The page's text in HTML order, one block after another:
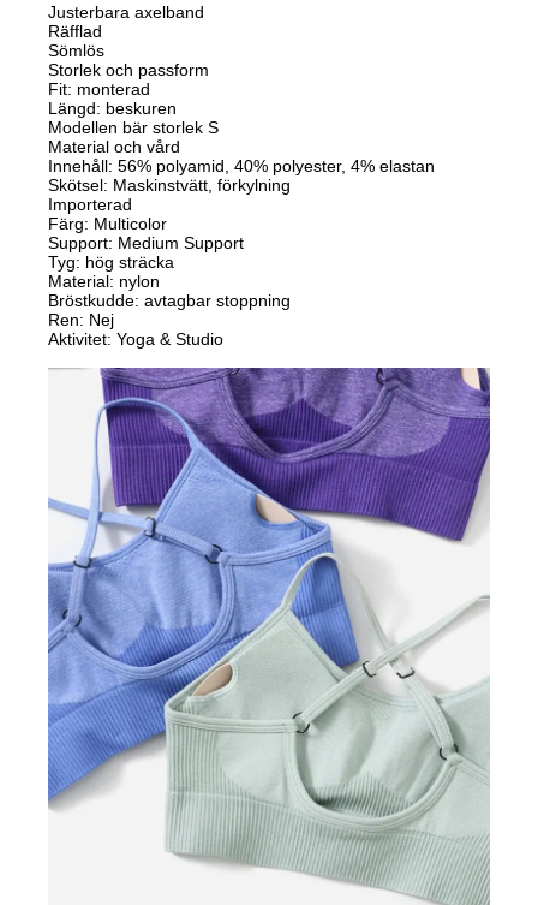
Justerbara axelband
Räfflad
Sömlös
Storlek och passform
Fit: monterad
Längd: beskuren
Modellen bär storlek S
Material och vård
Innehåll: 56% polyamid, 40% polyester, 4% elastan
Skötsel: Maskinstvätt, förkylning
Importerad
Färg: Multicolor
Support: Medium Support
Tyg: hög sträcka
Material: nylon
Bröstkudde: avtagbar stoppning
Ren: Nej
Aktivitet: Yoga & Studio